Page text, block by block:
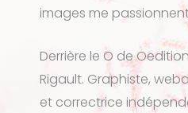
images me
Derrière le O de
Rigault. Graphiste,
et correctrice